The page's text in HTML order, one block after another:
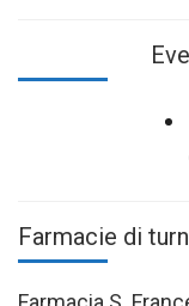
Farmacie di